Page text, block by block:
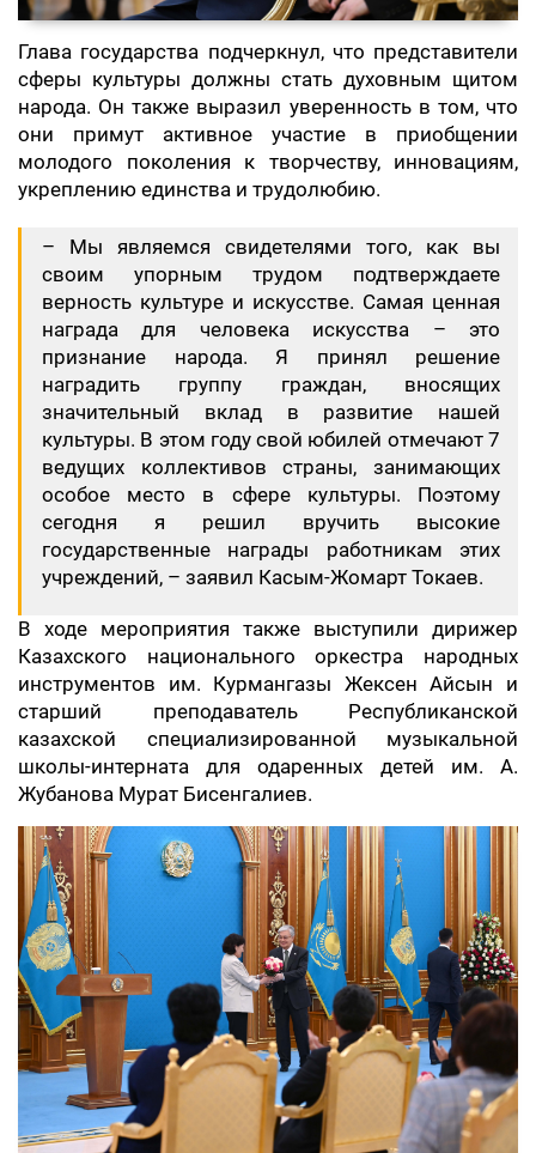
Глава государства подчеркнул, что представители
сферы культуры должны стать духовным щитом
народа. Он также выразил уверенность в том, что
они примут активное участие в приобщении
молодого поколения к творчеству, инновациям,
укреплению единства и трудолюбию.
– Мы являемся свидетелями того, как вы
своим упорным трудом подтверждаете
верность культуре и искусстве. Самая ценная
награда для человека искусства – это
признание народа. Я принял решение
наградить группу граждан, вносящих
значительный вклад в развитие нашей
культуры. В этом году свой юбилей отмечают 7
ведущих коллективов страны, занимающих
особое место в сфере культуры. Поэтому
сегодня я решил вручить высокие
государственные награды работникам этих
учреждений, – заявил Касым-Жомарт Токаев.
В ходе мероприятия также выступили дирижер
Казахского национального оркестра народных
инструментов им. Курмангазы Жексен Айсын и
старший преподаватель Республиканской
казахской специализированной музыкальной
школы-интерната для одаренных детей им. А.
Жубанова Мурат Бисенгалиев.